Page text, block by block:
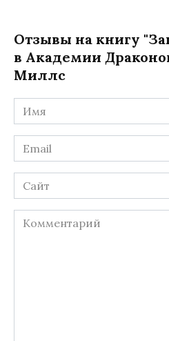
Отзывы на книгу
в Академии
Миллс
Имя
*
Email
*
Сайт
Комментарий